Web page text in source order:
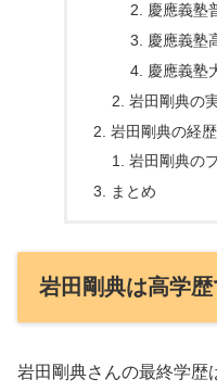
慶應義塾
慶應義塾
慶應義塾
岩田剛典の
岩田剛典の経歴
岩田剛典の
まとめ
岩田剛典は高学
岩田剛典さんの最終学歴